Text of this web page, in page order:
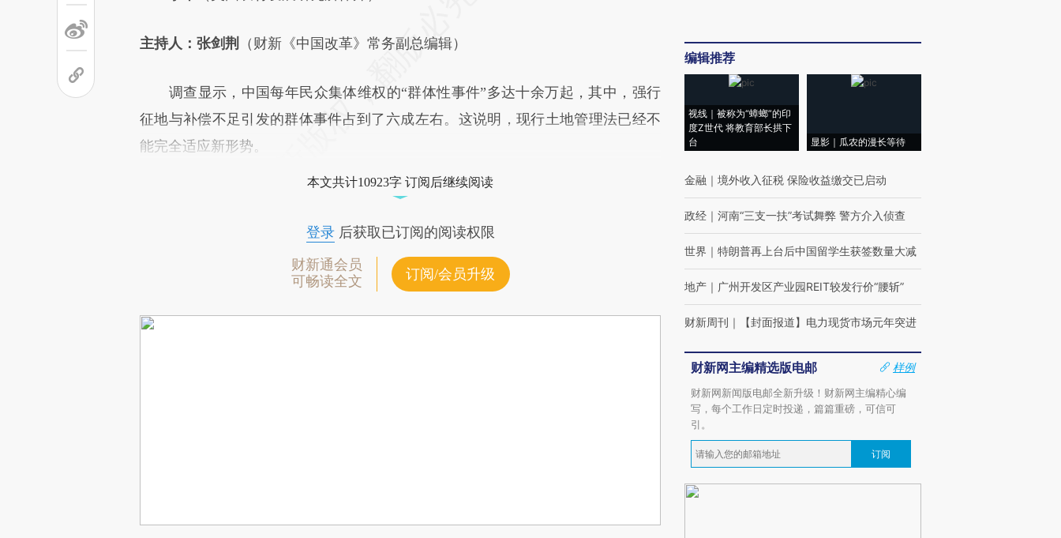
主持人：张剑荆 （财新《中国改革》常务副总编辑）
调查显示，中国每年民众集体维权的“群体性事件”多达十余万起，其中，强行
征地与补偿不足引发的群体事件占到了六成左右。这说明，现行土地管理法已经不
能完全适应新形势。
本文共计10923字 订阅后继续阅读
登录后获取已订阅的阅读权限
财新通会员
可畅读全文
订阅/会员升级
编辑推荐
视线｜被称为“蟑螂”的印
度Z世代 将教育部长拱下
台
显影｜瓜农的漫长等待
金融 ｜ 境外收入征税 保险收益缴交已启动
政经 ｜ 河南“三支一扶”考试舞弊 警方介入侦查
世界 ｜ 特朗普再上台后中国留学生获签数量大减
地产 ｜ 广州开发区产业园REIT较发行价“腰斩”
财新周刊 ｜ 【封面报道】电力现货市场元年突进
财新网主编精选版电邮
样例
财新网新闻版电邮全新升级！财新网主编精心编
写，每个工作日定时投递，篇篇重磅，可信可
引。
订阅